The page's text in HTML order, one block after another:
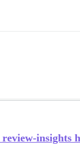
insights